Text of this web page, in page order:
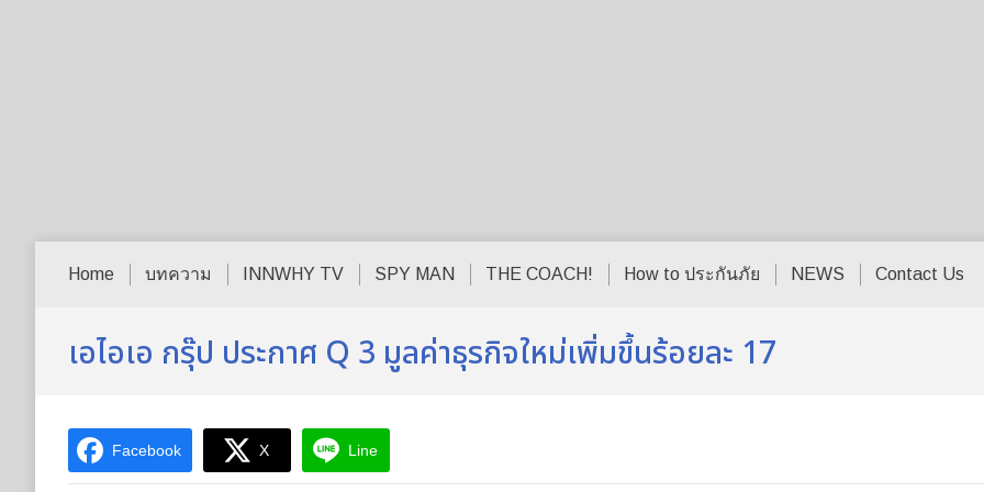
Home บทความ INNWHY TV SPY MAN THE COACH! How to ประกันภัย NEWS Contact Us
เอไอเอ กรุ๊ป ประกาศ Q 3 มูลค่าธุรกิจใหม่เพิ่มขึ้นร้อยละ 17
Facebook X Line